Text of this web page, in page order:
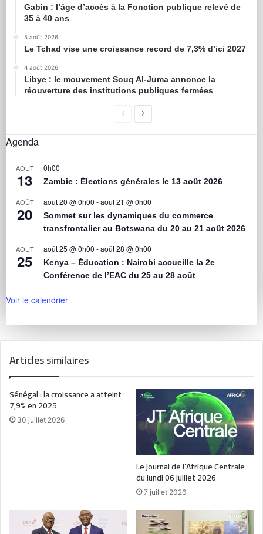
Gabin : l’âge d’accès à la Fonction publique relevé de
35 à 40 ans
5 août 2026
Le Tchad vise une croissance record de 7,3% d’ici 2027
4 août 2026
Libye : le mouvement Souq Al-Juma annonce la
réouverture des institutions publiques fermées
Agenda
AOÛT
13
0h00
Zambie : Élections générales le 13 août 2026
AOÛT
20
août 20 @ 0h00 -août 21 @ 0h00
Sommet sur les dynamiques du commerce
transfrontalier au Botswana du 20 au 21 août 2026
AOÛT
25
août 25 @ 0h00 -août 28 @ 0h00
Kenya – Éducation : Nairobi accueille la 2e
Conférence de l’EAC du 25 au 28 août
Voir le calendrier
Articles similaires
Sénégal : la croissance a atteint
7,9% en 2025
30 juillet 2026
Le journal de l’Afrique Centrale
du lundi 06 juillet 2026
7 juillet 2026